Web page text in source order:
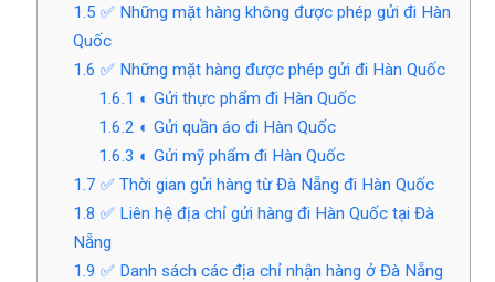
1.5 ✅ Những mặt hàng không được phép gửi đi Hàn
Quốc
1.6 ✅ Những mặt hàng được phép gửi đi Hàn Quốc
1.6.1 ◐ Gửi thực phẩm đi Hàn Quốc
1.6.2 ◐ Gửi quần áo đi Hàn Quốc
1.6.3 ◐ Gửi mỹ phẩm đi Hàn Quốc
1.7 ✅ Thời gian gửi hàng từ Đà Nẵng đi Hàn Quốc
1.8 ✅ Liên hệ địa chỉ gửi hàng đi Hàn Quốc tại Đà
Nẵng
1.9 ✅ Danh sách các địa chỉ nhận hàng ở Đà Nẵng